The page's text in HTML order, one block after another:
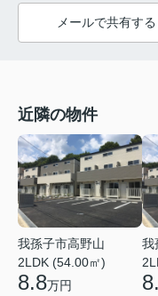
メールで共有する
近隣の物件
我孫子市高野山
2LDK (54.00㎡)
8.8万円
我